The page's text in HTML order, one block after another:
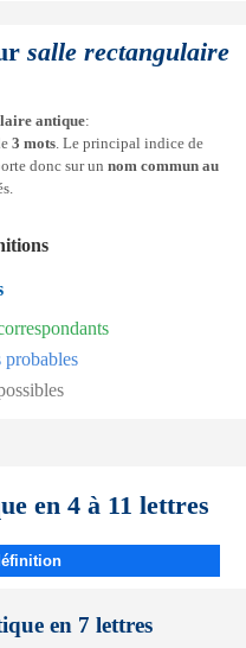
salle rectangulaire
antique:
3 mots. Le principal indice de
donc sur un nom commun au
probables
en 4 à 11 lettres
en 7 lettres